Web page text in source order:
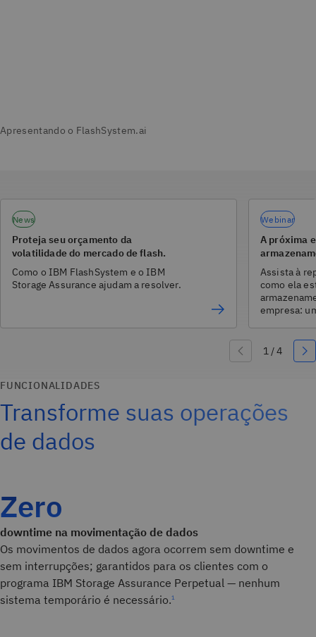
News
Proteja seu orçamento da
volatilidade do mercado de flash.
Como o IBM FlashSystem e o IBM
Storage Assurance ajudam a resolver.
Webinar
A próxima
Assista à
como ela
empresa:
FUNCIONALIDADES
Transforme suas operações
de dados
Zero
downtime na movimentação de dados
Os movimentos de dados agora ocorrem sem downtime e
sem interrupções; garantidos para os clientes com o
programa IBM Storage Assurance Perpetual — nenhum
sistema temporário é necessário.1